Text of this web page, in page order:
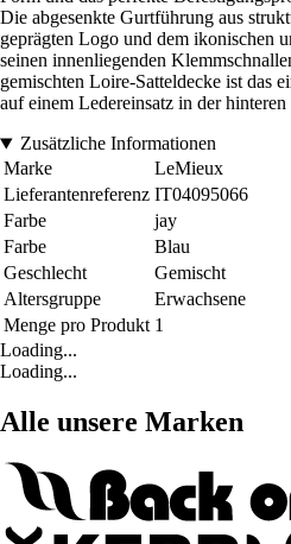
Die abgesenkte Gurtführung aus
geprägten Logo und dem ikonischen
seinen innenliegenden
gemischten Loire-Satteldecke ist das
auf einem Ledereinsatz in der
Zusätzliche Informationen
Marke
LeMieux
Lieferantenreferenz IT04095066
Farbe
jay
Farbe
Blau
Geschlecht
Gemischt
Altersgruppe
Erwachsene
Menge pro Produkt 1
Loading...
Loading...
Alle unsere Marken